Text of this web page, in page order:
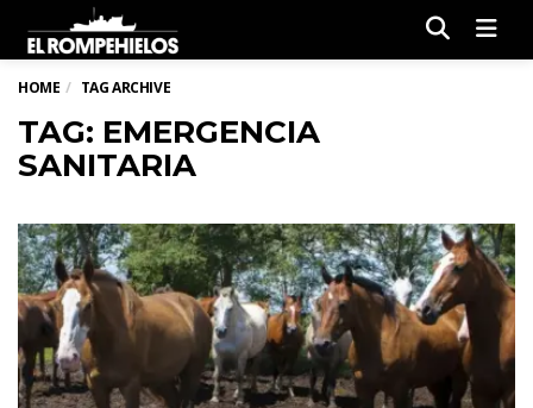
HOME TAG ARCHIVE
TAG: EMERGENCIA
SANITARIA